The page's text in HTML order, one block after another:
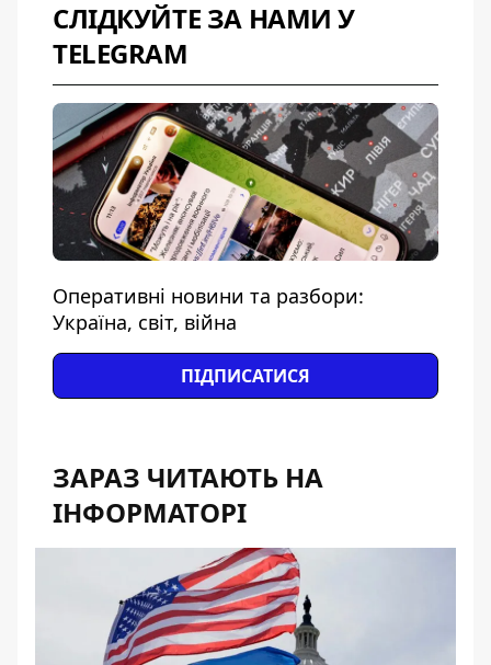
СЛІДКУЙТЕ ЗА НАМИ У
TELEGRAM
Оперативні новини та разбори:
Україна, світ, війна
ПІДПИСАТИСЯ
ЗАРАЗ ЧИТАЮТЬ НА
ІНФОРМАТОРІ